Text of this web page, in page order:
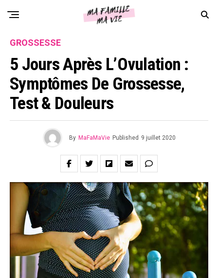
GROSSESSE
5 Jours Après L’Ovulation :
Symptômes De Grossesse,
Test & Douleurs
By MaFaMaVie Published 9 juillet 2020